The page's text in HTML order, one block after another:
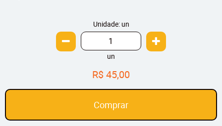
Unidade: un
un
R$ 45,00
Comprar